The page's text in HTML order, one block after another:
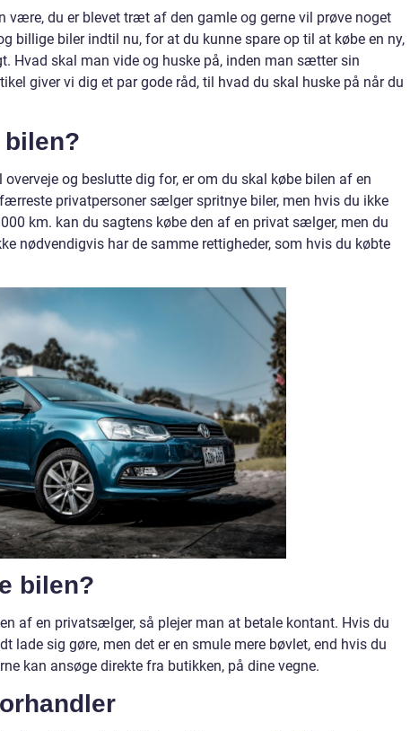
være, du er blevet træt af den gamle og gerne vil prøve noget
billige biler indtil nu, for at du kunne spare op til at købe en ny,
Hvad skal man vide og huske på, inden man sætter sin
giver vi dig et par gode råd, til hvad du skal huske på når du
og beslutte dig for, er om du skal købe bilen af en
privatpersoner sælger spritnye biler, men hvis du ikke
km. kan du sagtens købe den af en privat sælger, men du
nødvendigvis har de samme rettigheder, som hvis du købte
bilen?
af en privatsælger, så plejer man at betale kontant. Hvis du
lade sig gøre, men det er en smule mere bøvlet, end hvis du
kan ansøge direkte fra butikken, på dine vegne.